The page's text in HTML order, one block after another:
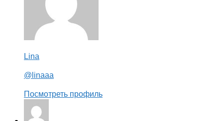
Lina
@linaaa
Посмотреть профиль